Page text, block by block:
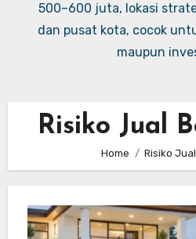
500–600 juta, lokasi
dan pusat kota, cocok
maupun
Risiko Jual
Home Risiko